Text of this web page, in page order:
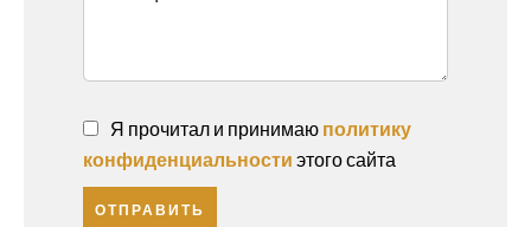
Я прочитал и принимаю политику
конфиденциальности этого сайта
ОТПРАВИТЬ